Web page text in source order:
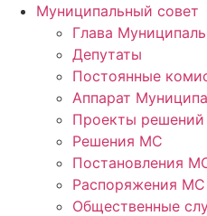
Муниципальный совет
Глава
Депутаты
Постоянные
Аппарат
Проекты решений
Решения МС
Постановления
Распоряжения МС
Общественные